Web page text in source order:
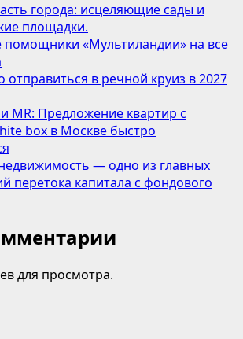
города: исцеляющие сады и
площадки.
«Мультиландии» на все
отправиться в речной круиз в 2027
MR: Предложение квартир с
box в Москве быстро
— одно из главных
перетока капитала с фондового
для просмотра.